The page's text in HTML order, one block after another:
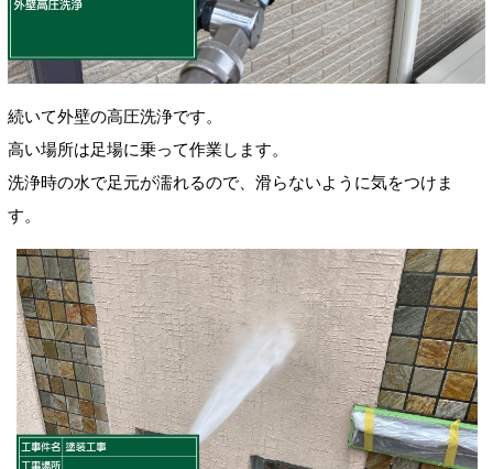
続いて外壁の高圧洗浄です。
高い場所は足場に乗って作業します。
洗浄時の水で足元が濡れるので、滑らないように気をつけま
す。